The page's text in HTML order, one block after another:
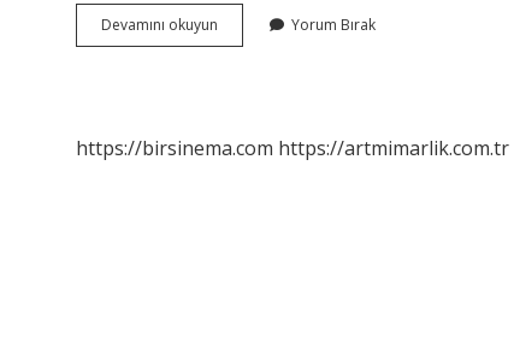
Devamını okuyun
Ne
Yorum Bırak
https://birsinema.com https://artmimarlik.com.tr